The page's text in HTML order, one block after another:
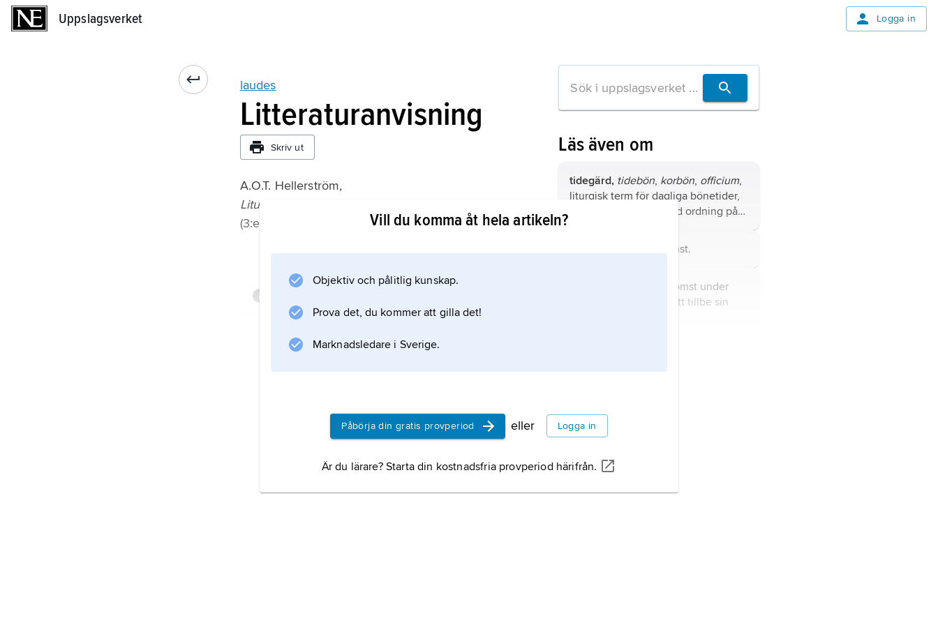
Uppslagsverket Logga in
laudes
Litteraturanvisning
Skriv ut
A.O.T. Hellerström,
Liturgik
(3:e upplagan 1954);
Vill du komma åt hela artikeln?
Objektiv och pålitlig kunskap.
Prova det, du kommer att gilla det!
Marknadsledare i Sverige.
Påbörja din gratis provperiod eller Logga in
Är du lärare? Starta din kostnadsfria provperiod härifrån.
Läs även om
tidegärd, tidebön, korbön, officium,
liturgisk term för dagliga bönetider,
förrättade i en bestämd ordning på
, nattlig gudstjänst.
sammankomst under
fastställda former för att tillbe sin